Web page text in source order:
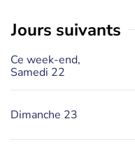
jours suivants
Ce week-end,
Samedi 22
Dimanche 23